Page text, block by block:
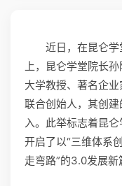
近日，在昆仑学
上，昆仑学堂院长
大学教授、著名企
联合创始人，其创
入。此举标志着昆仑
开启了以“三维体系
走弯路”的3.0发展新